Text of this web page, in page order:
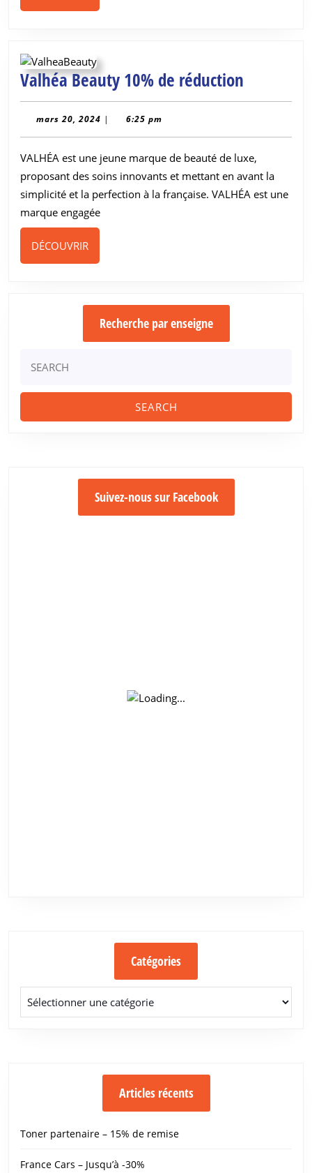
Valhéa Beauty 10% de réduction
Beauty
de
réduction
mars 20, 2024 mars
| 6:25 pm
VALHÉA est une jeune marque de beauté de luxe,
proposant des soins innovants et mettant en avant la
simplicité et la perfection à la française. VALHÉA est une
marque engagée
DÉCOUVRIRDÉCOUVRIR
Recherche par enseigne
for:
Suivez-nous sur Facebook
Catégories
Articles récents
Toner partenaire – 15% de remise
France Cars – Jusqu’à -30%